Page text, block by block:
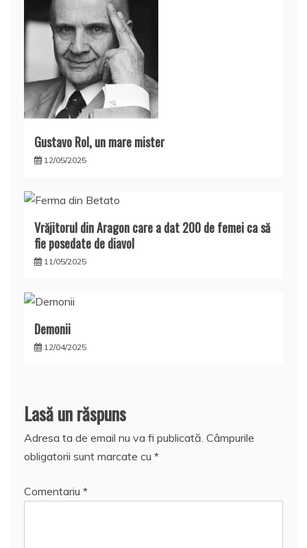
Gustavo Rol, un mare mister
12/05/2025
Vrăjitorul din Aragon care a dat 200 de femei ca să
fie posedate de diavol
11/05/2025
Demonii
12/04/2025
Lasă un răspuns
Adresa ta de email nu va fi publicată. Câmpurile
obligatorii sunt marcate cu *
Comentariu *